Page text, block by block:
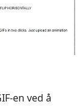
en ved å